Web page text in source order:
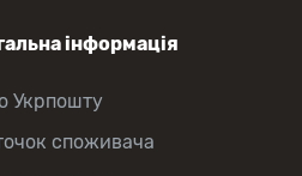
інформація
Укрпошту
споживача